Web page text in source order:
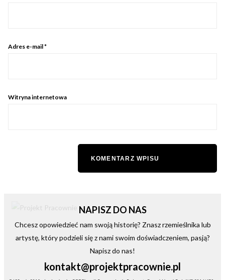
Adres e-mail*
Witryna internetowa
NAPISZ DO NAS
Chcesz opowiedzieć nam swoją historię? Znasz rzemieślnika lub
artystę, który podzieli się z nami swoim doświadczeniem, pasją?
Napisz do nas!
kontakt@projektpracownie.pl